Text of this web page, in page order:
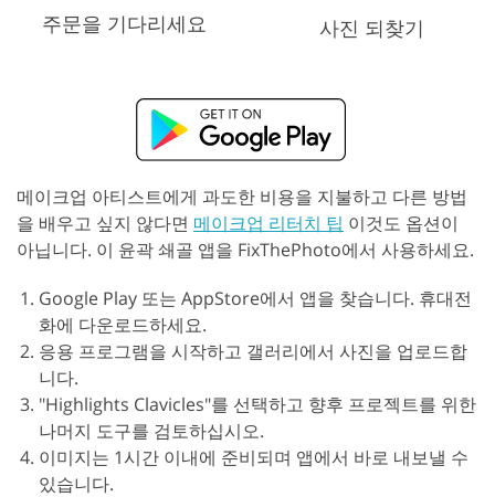
주문을 기다리세요 사진 되찾기
메이크업 아티스트에게 과도한 비용을 지불하고 다른 방법
을 배우고 싶지 않다면 메이크업 리터치 팁 이것도 옵션이
아닙니다. 이 윤곽 쇄골 앱을 FixThePhoto에서 사용하세요.
Google Play 또는 AppStore에서 앱을 찾습니다. 휴대전
화에 다운로드하세요.
응용 프로그램을 시작하고 갤러리에서 사진을 업로드합
니다.
"Highlights Clavicles"를 선택하고 향후 프로젝트를 위한
나머지 도구를 검토하십시오.
이미지는 1시간 이내에 준비되며 앱에서 바로 내보낼 수
있습니다.